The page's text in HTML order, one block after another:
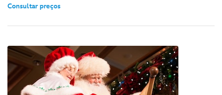
Consultar preços